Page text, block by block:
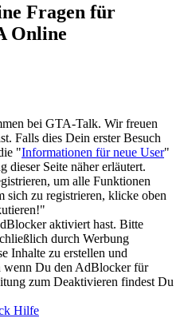
Fragen für
Online
bei GTA-Talk. Wir freuen
Falls dies Dein erster Besuch
"Informationen für neue User"
Seite näher erläutert.
um alle Funktionen
sich zu registrieren, klicke oben
aktiviert hast. Bitte
durch Werbung
Inhalte zu erstellen und
wenn Du den AdBlocker für
zum Deaktivieren findest Du
Hilfe